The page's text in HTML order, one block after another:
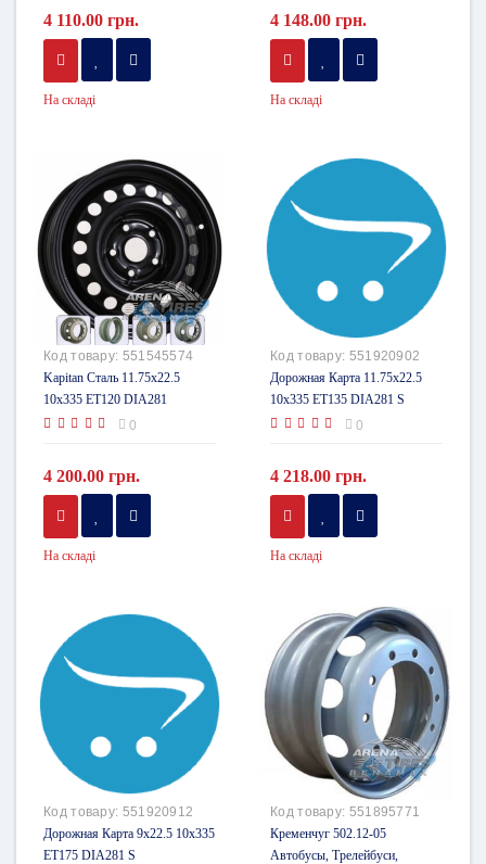
4 110.00 грн.
На складі
4 148.00 грн.
На складі
Код товару: 551545574
Kapitan Сталь 11.75x22.5
10x335 ET120 DIA281
0
4 200.00 грн.
На складі
Код товару: 551920902
Дорожная Карта 11.75x22.5
10x335 ET135 DIA281 S
0
4 218.00 грн.
На складі
Код товару: 551920912
Дорожная Карта 9x22.5 10x335
ET175 DIA281 S
Код товару: 551895771
Кременчуг 502.12-05
Автобусы, Трелейбуси,